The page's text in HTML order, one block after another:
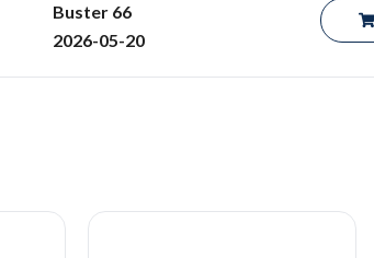
Buster 66
2026-05-20